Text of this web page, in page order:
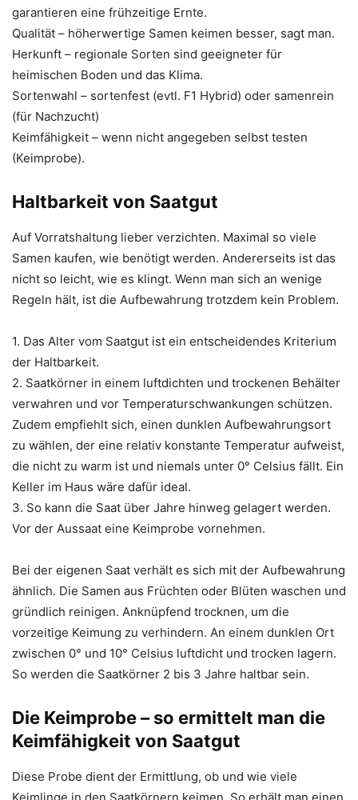
garantieren eine frühzeitige Ernte.
Qualität – höherwertige Samen keimen besser, sagt man.
Herkunft – regionale Sorten sind geeigneter für
heimischen Boden und das Klima.
Sortenwahl – sortenfest (evtl. F1 Hybrid) oder samenrein
(für Nachzucht)
Keimfähigkeit – wenn nicht angegeben selbst testen
(Keimprobe).
Haltbarkeit von Saatgut
Auf Vorratshaltung lieber verzichten. Maximal so viele
Samen kaufen, wie benötigt werden. Andererseits ist das
nicht so leicht, wie es klingt. Wenn man sich an wenige
Regeln hält, ist die Aufbewahrung trotzdem kein Problem.
1. Das Alter vom Saatgut ist ein entscheidendes Kriterium
der Haltbarkeit.
2. Saatkörner in einem luftdichten und trockenen Behälter
verwahren und vor Temperaturschwankungen schützen.
Zudem empfiehlt sich, einen dunklen Aufbewahrungsort
zu wählen, der eine relativ konstante Temperatur aufweist,
die nicht zu warm ist und niemals unter 0° Celsius fällt. Ein
Keller im Haus wäre dafür ideal.
3. So kann die Saat über Jahre hinweg gelagert werden.
Vor der Aussaat eine Keimprobe vornehmen.
Bei der eigenen Saat verhält es sich mit der Aufbewahrung
ähnlich. Die Samen aus Früchten oder Blüten waschen und
gründlich reinigen. Anknüpfend trocknen, um die
vorzeitige Keimung zu verhindern. An einem dunklen Ort
zwischen 0° und 10° Celsius luftdicht und trocken lagern.
So werden die Saatkörner 2 bis 3 Jahre haltbar sein.
Die Keimprobe – so ermittelt man die
Keimfähigkeit von Saatgut
Diese Probe dient der Ermittlung, ob und wie viele